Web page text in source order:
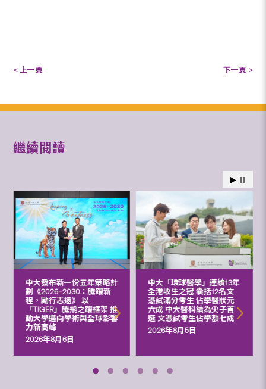
< 上一頁 下一頁 >
繼續閱讀
中大發布新一份五年策略計
劃《2026‒2030：騰躍新
程，勵行志遠》 以
「TIGER」騰飛之躍框架 推
動大學邁向學術與全球影響
力新高峰
2026年8月6日
中大「環球醫學」連續13年
全港收生之冠 囊括12名文
憑試滿分考生 佔學醫狀元
六成 中大醫科續為尖子首
選 文憑試考生佔學額七成
2026年8月5日